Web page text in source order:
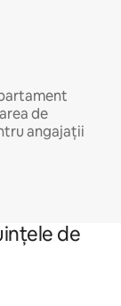
de
angajații
de